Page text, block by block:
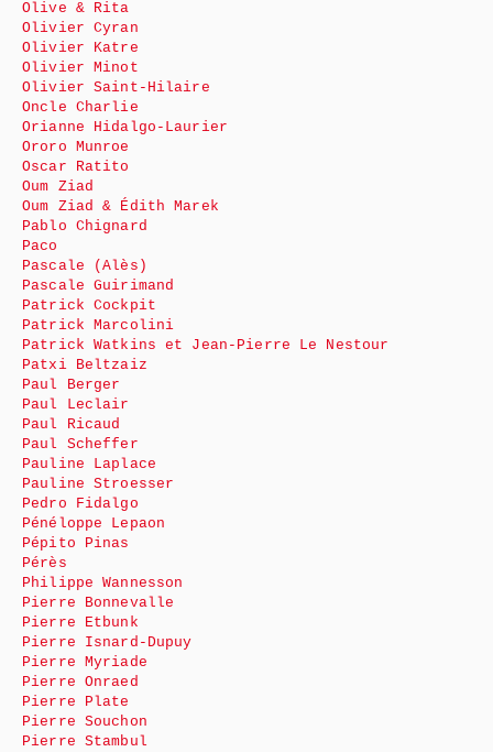
Olive & Rita
Olivier Cyran
Olivier Katre
Olivier Minot
Olivier Saint-Hilaire
Oncle Charlie
Orianne Hidalgo-Laurier
Ororo Munroe
Oscar Ratito
Oum Ziad
Oum Ziad & Édith Marek
Pablo Chignard
Paco
Pascale (Alès)
Pascale Guirimand
Patrick Cockpit
Patrick Marcolini
Patrick Watkins et Jean-Pierre Le Nestour
Patxi Beltzaiz
Paul Berger
Paul Leclair
Paul Ricaud
Paul Scheffer
Pauline Laplace
Pauline Stroesser
Pedro Fidalgo
Pénéloppe Lepaon
Pépito Pinas
Pérès
Philippe Wannesson
Pierre Bonnevalle
Pierre Etbunk
Pierre Isnard-Dupuy
Pierre Myriade
Pierre Onraed
Pierre Plate
Pierre Souchon
Pierre Stambul